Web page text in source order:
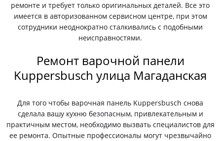
ремонте и требует только оригинальных деталей. Все это
имеется в авторизованном сервисном центре, при этом
сотрудники неоднократно сталкивались с подобными
неисправностями.
Ремонт варочной панели
Kuppersbusch улица Магаданская
Для того чтобы варочная панель Kuppersbusch снова
сделала вашу кухню безопасным, привлекательным и
практичным местом, необходимо вызвать специалистов для
ее ремонта. Опытные профессионалы могут чрезвычайно